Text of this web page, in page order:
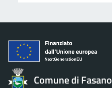
Comune di Fasano